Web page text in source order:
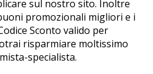
sul nostro sito. Inoltre
promozionali migliori e i
Sconto valido per
risparmiare moltissimo
specialista.